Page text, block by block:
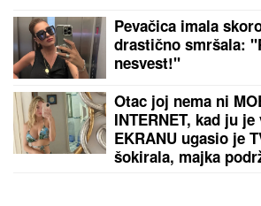
Pevačica imala
drastično smršala:
nesvest!"
Otac joj nema ni
INTERNET, kad ju
EKRANU ugasio je
šokirala, majka
NAJVEĆE